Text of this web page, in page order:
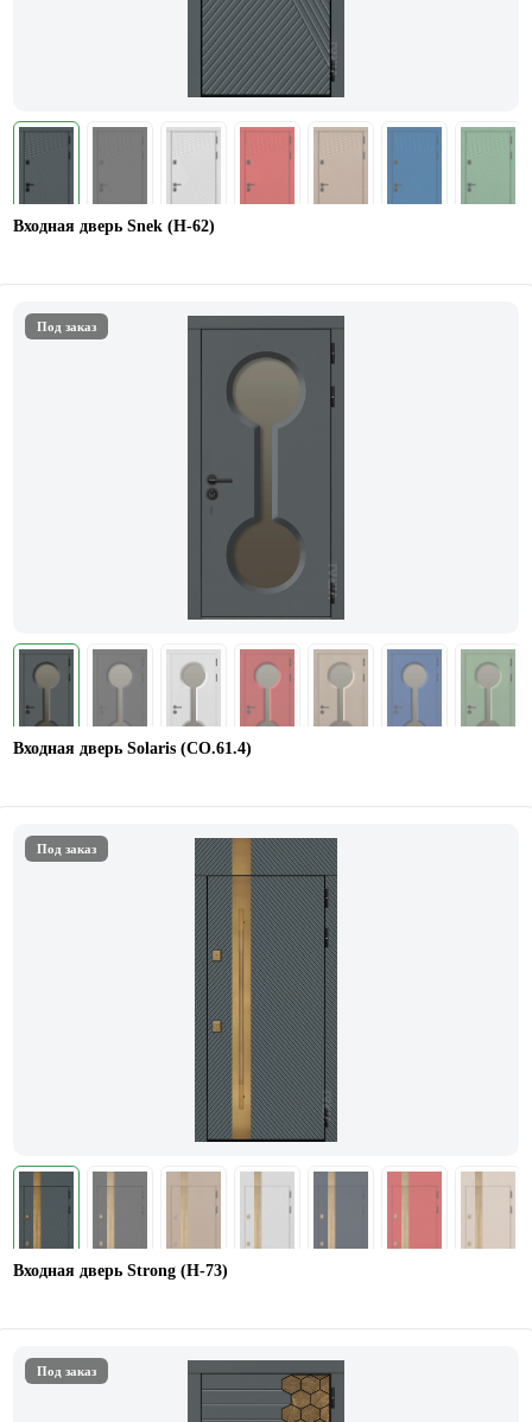
Входная дверь Snek (Н-62)
Под заказ
Входная дверь Solaris (СО.61.4)
Под заказ
Входная дверь Strong (Н-73)
Под заказ